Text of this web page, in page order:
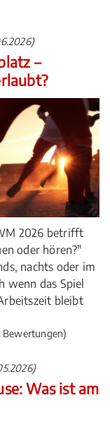
–
2026 betrifft
oder hören?"
nachts oder im
wenn das Spiel
bleibt
Bewertungen)
Was ist am